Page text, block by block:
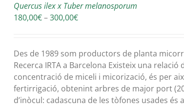
Quercus ilex x Tuber melanosporum
180,00€–300,00€Interval
180,00€
a
300,00€
Des de 1989 som productors de planta
Recerca IRTA a Barcelona Existeix una
concentració de miceli i micorizació, és per
fertirrigació, obtenint arbres de major port
d’inòcul: cadascuna de les tòfones usades